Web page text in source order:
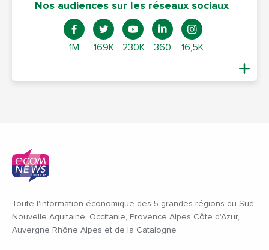
Nos audiences sur les réseaux sociaux
1M 169K 230K 360 16,5K
Toute l'information économique des 5 grandes régions du Sud:
Nouvelle Aquitaine, Occitanie, Provence Alpes Côte d'Azur,
Auvergne Rhône Alpes et de la Catalogne